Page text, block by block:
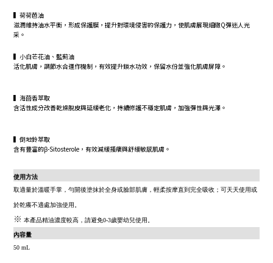
▍荷荷芭油
滋潤維持油水平衡，形成保護膜，提升對環境侵害的保護力，使肌膚展現細緻Q彈迷人光
采。
▍小白芒花油、藍薊油
活化肌膚，調節水合運作機制，有效提升鎖水功效，保留水份並強化肌膚屏障。
▍海茴香萃取
含活性成分改善乾燥脫皮與延緩老化，持續修護不穩定肌膚，加強彈性與光澤。
▍倒地鈴萃取
含有豐富的β-Sitosterole，有效減緩搔癢與舒緩敏感肌膚。
使用方法
取適量於溫暖手掌，勻開後塗抹於全身或臉部肌膚，輕柔按摩直到完全吸收；可天天使用或
於乾癢不適處加強使用。
※ 本產品精油濃度較高，請避免0-3歲嬰幼兒使用。
內容量
50 mL